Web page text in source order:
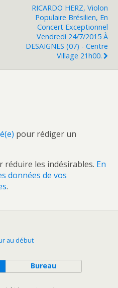
RICARDO HERZ, Violon
Populaire Brésilien, En
Concert Exceptionnel
Vendredi 24/7/2015 À
DESAIGNES (07) - Centre
Village 21h00.
pour rédiger un
réduire les indésirables. En
données de vos
.
au début
Bureau